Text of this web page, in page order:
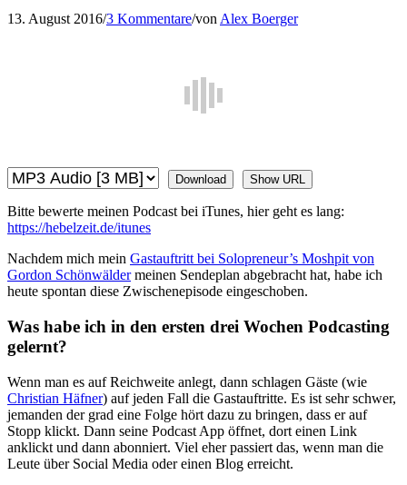
13. August 2016/3 Kommentare/von Alex Boerger
Download Show URL
Bitte bewerte meinen Podcast bei iTunes, hier geht es lang:
https://hebelzeit.de/itunes
Nachdem mich mein Gastauftritt bei Solopreneur’s Moshpit von
Gordon Schönwäldermeinen Sendeplan abgebracht hat, habe ich
heute spontan diese Zwischenepisode eingeschoben.
Was habe ich in den ersten drei Wochen Podcasting
gelernt?
Wenn man es auf Reichweite anlegt, dann schlagen Gäste (wie
Christian Häfner) auf jeden Fall die Gastauftritte. Es ist sehr schwer,
jemanden der grad eine Folge hört dazu zu bringen, dass er auf
Stopp klickt. Dann seine Podcast App öffnet, dort einen Link
anklickt und dann abonniert. Viel eher passiert das, wenn man die
Leute über Social Media oder einen Blog erreicht.